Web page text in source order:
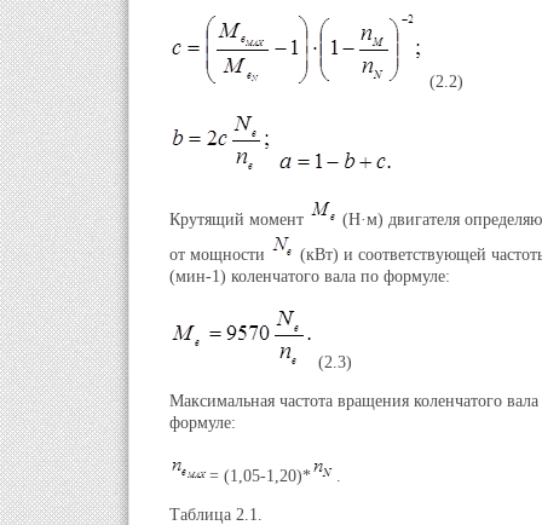
(2.2)
Крутящий момент
(Н·м) двигателя
от мощности
(кВт) и соответствующей
(мин-1) коленчатого вала по формуле:
(2.3)
Максимальная частота вращения коленчатого вала
формуле:
= (1,05-1,20)* .
Таблица 2.1.